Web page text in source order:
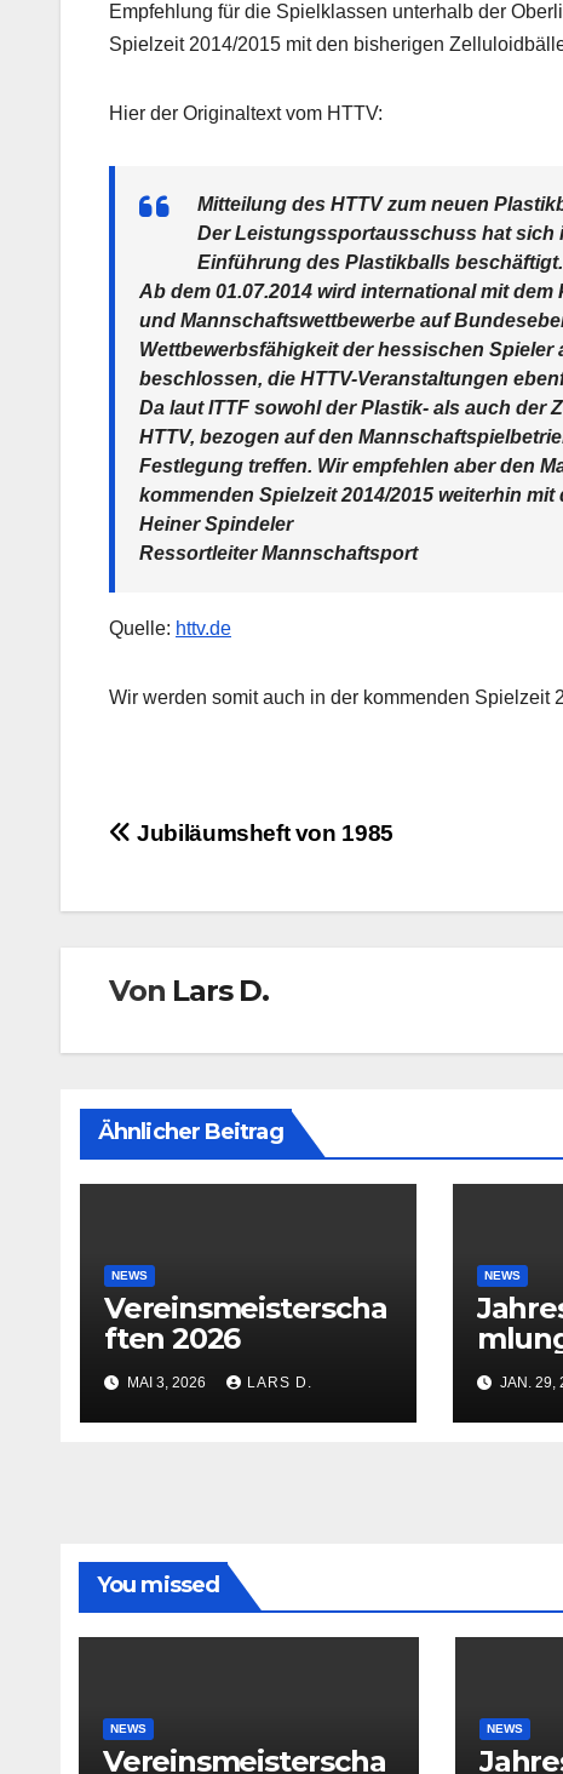
Empfehlung für die Spielklassen unterhalb der
Spielzeit 2014/2015 mit den bisherigen
Hier der Originaltext vom HTTV:
Mitteilung des HTTV zum neuen
Der Leistungssportausschuss hat sich
Einführung des Plastikballs beschäftigt.
Ab dem 01.07.2014 wird international mit
und Mannschaftswettbewerbe auf
Wettbewerbsfähigkeit der hessischen
beschlossen, die HTTV-Veranstaltungen
Da laut ITTF sowohl der Plastik- als auch der
HTTV, bezogen auf den
Festlegung treffen. Wir empfehlen aber den
kommenden Spielzeit 2014/2015 weiterhin
Heiner Spindeler
Ressortleiter Mannschaftsport
Quelle: httv.de
Wir werden somit auch in der kommenden
Beitragsnavigation
Jubiläumsheft von 1985
Von Lars D.
Ähnlicher Beitrag
NEWS
Vereinsmeisterscha
ften 2026
MAI 3, 2026 LARS D.
NEWS
JAN. 29,
You missed
NEWS
Vereinsmeisterscha
NEWS